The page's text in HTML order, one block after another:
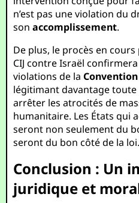
n’est pas une violation du
sonaccomplissement.
De plus, le procès en
CIJ contre Israël
violations de la
légitimant davantage
arrêter les atrocités de
humanitaire. Les États qui
seront non seulement du
seront du bon côté de la loi.
Conclusion : Un
juridique et